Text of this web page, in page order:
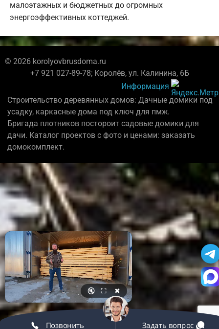
малоэтажных и бюджетных до огромных
энергоэффективных коттеджей.
© 2026 korolyovbrusdoma.ru
+7 921 027-89-78; Королёв, ул. Калинина, 6Б
Информация
Строительство деревянных домов: Дачные домики под
усадку, каркасные дома под ключ для пмж.
Бригада плотников постороит садовые домики для
дачи. Каталог проектов с фото и ценами: заказать
домокомплект.
🔇 ⛶ ✖
Позвонить Задать вопрос